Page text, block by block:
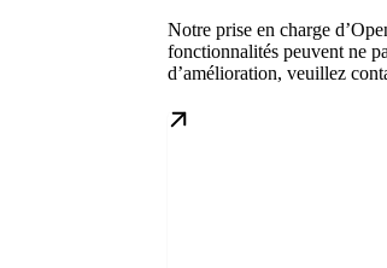
Notre prise en charge
fonctionnalités peuvent ne
d’amélioration, veuillez